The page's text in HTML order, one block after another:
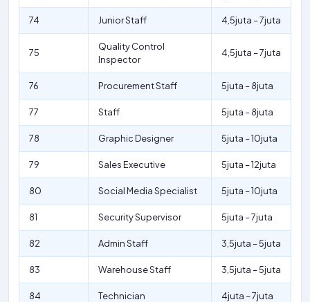
74 Junior Staff 4,5juta – 7juta
75
Quality Control
Inspector
4,5juta – 7juta
76 Procurement Staff 5juta – 8juta
77 Staff 5juta – 8juta
78 Graphic Designer 5juta – 10juta
79 Sales Executive 5juta – 12juta
80 Social Media Specialist 5juta – 10juta
81 Security Supervisor 5juta – 7juta
82 Admin Staff 3,5juta – 5juta
83 Warehouse Staff 3,5juta – 5juta
84 Technician 4juta – 7juta